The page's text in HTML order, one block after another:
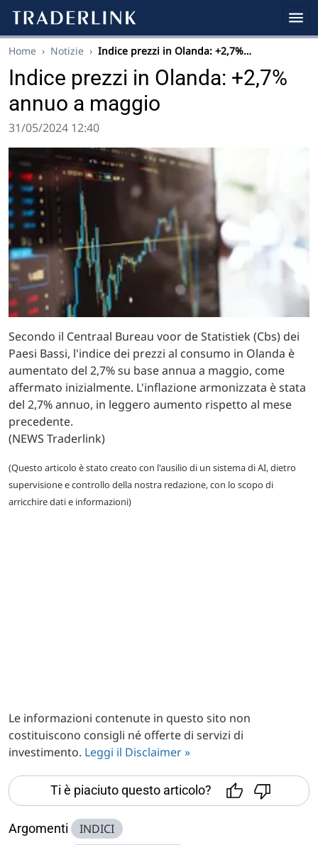
Home › Notizie › Indice prezzi in Olanda: +2,7%…
Indice prezzi in Olanda: +2,7%
annuo a maggio
31/05/2024 12:40
Secondo il Centraal Bureau voor de Statistiek (Cbs) dei
Paesi Bassi, l'indice dei prezzi al consumo in Olanda è
aumentato del 2,7% su base annua a maggio, come
affermato inizialmente. L'inflazione armonizzata è stata
del 2,7% annuo, in leggero aumento rispetto al mese
precedente.
(NEWS Traderlink)
(Questo articolo è stato creato con l'ausilio di un sistema di AI, dietro
supervisione e controllo della nostra redazione, con lo scopo di
arricchire dati e informazioni)
Le informazioni contenute in questo sito non
costituiscono consigli né offerte di servizi di
investimento. Leggi il Disclaimer »
Ti è piaciuto questo articolo?
Argomenti INDICI